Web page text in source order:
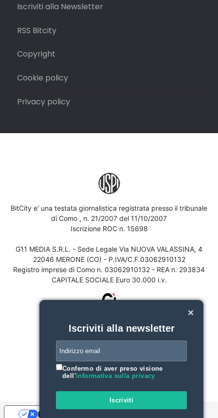
Iscriviti alla Newsletter
RSS Bitcity
Copyright
Cookie policy
Privacy policy
BitCity e' una testata giornalistica registrata presso il tribunale
di Como , n. 21/2007 del 11/10/2007
Iscrizione ROC n. 15698
G11 MEDIA S.R.L. - Sede Legale Via NUOVA VALASSINA, 4
22046 MERONE (CO) - P.IVA/C.F.03062910132
Registro imprese di Como n. 03062910132 - REA n. 293834
CAPITALE SOCIALE Euro 30.000 i.v.
Iscriviti alla newsletter
Confermo di aver preso visione
dell'informativa sulla privacy
Iscriviti
Le tue preferenze relative alla privacy